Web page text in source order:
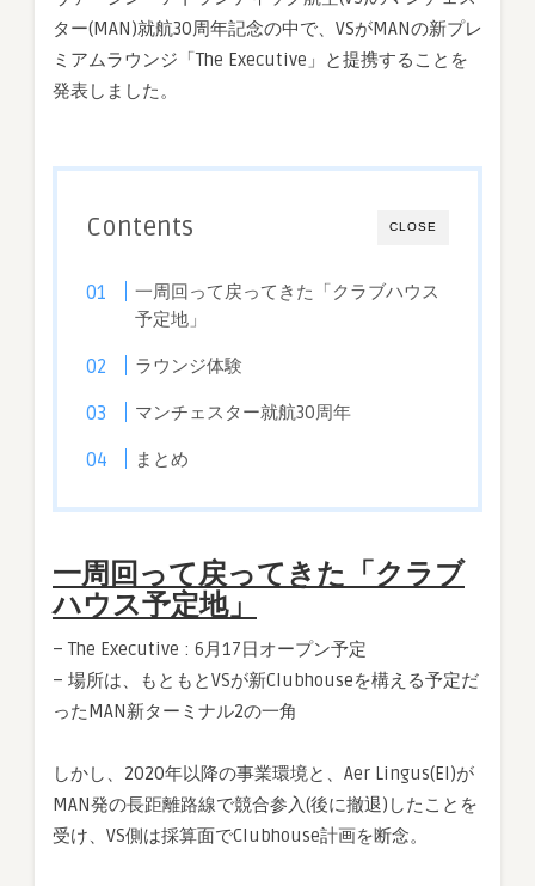
ン
チ
ラ
利
ター(MAN)就航30周年記念の中で、VSがMANの新プレ
ミアムラウンジ「The Executive」と提携することを
発表しました。
CLOSE
Contents
一周回って戻ってきた「クラブハウス
予定地」
ラウンジ体験
マンチェスター就航30周年
まとめ
一周回って戻ってきた「クラブ
ハウス予定地」
– The Executive : 6月17日オープン予定
– 場所は、もともとVSが新Clubhouseを構える予定だ
ったMAN新ターミナル2の一角
しかし、2020年以降の事業環境と、Aer Lingus(EI)が
MAN発の長距離路線で競合参入(後に撤退)したことを
受け、VS側は採算面でClubhouse計画を断念。